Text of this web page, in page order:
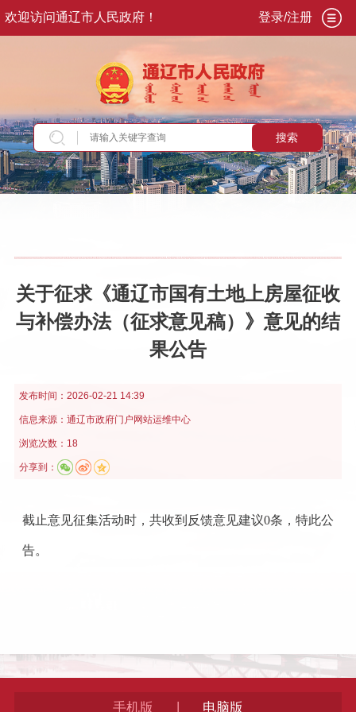
欢迎访问通辽市人民政府！ 登录/注册
搜索
当前位置：首页>交流互动>意见征集>意见征
关于征求《通辽市国有土地上房屋征收
与补偿办法（征求意见稿）》意见的结
果公告
发布时间： 2026-02-21 14:39
信息来源： 通辽市政府门户网站运维中心
浏览次数：18
分享到：
截止意见征集活动时，共收到反馈意见建议0条，特此公
告。
手机版 电脑版